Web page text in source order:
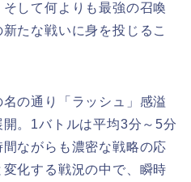
して何よりも最強の召喚
たな戦いに身を投じるこ
の通り「ラッシュ」感溢
。1バトルは平均3分～5分
ながらも濃密な戦略の応
化する戦況の中で、瞬時